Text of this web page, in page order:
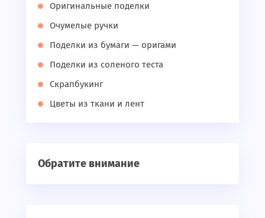
Оригинальные поделки
Очумелые ручки
Поделки из бумаги — оригами
Поделки из соленого теста
Скрапбукинг
Цветы из ткани и лент
Обратите внимание